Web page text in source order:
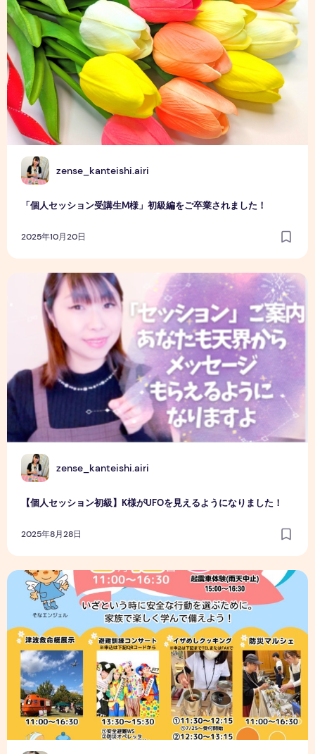
Z zense_kanteishi.airi
「個人セッション受講生M様」初級編をご卒業されました！
2025年10月20日
Z zense_kanteishi.airi
【個人セッション初級】K様がUFOを見えるようになりました！
2025年8月28日
【個人セッション初級】K様がUFOを見えるようになりまし
親子で楽しむ防災フェスタ＆防災マルシェに出展します！